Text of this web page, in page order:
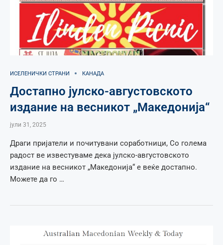
ИСЕЛЕНИЧКИ СТРАНИ КАНАДА
Достапно јулско-августовското
издание на весникот „Македонија“
јули 31, 2025
Драги пријатели и почитувани соработници, Со голема
радост ве известуваме дека јулско-августовското
издание на весникот „Македонија“ е веќе достапно.
Можете да го …